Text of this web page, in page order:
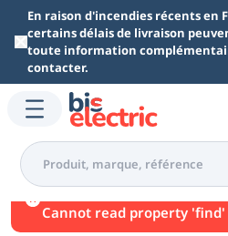
Aller au contenu principal
En raison d'incendies récents en
certains délais de livraison
toute information
contacter.
Une erreur est
Cannot read property